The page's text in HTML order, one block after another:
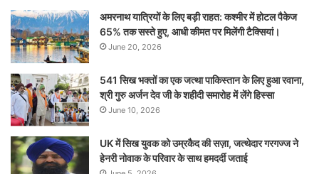
अमरनाथ यात्रियों के लिए बड़ी राहत: कश्मीर में होटल पैकेज
65% तक सस्ते हुए, आधी कीमत पर मिलेंगी टैक्सियां।
June 20, 2026
541 सिख भक्तों का एक जत्था पाकिस्तान के लिए हुआ रवाना,
श्री गुरु अर्जन देव जी के शहीदी समारोह में लेंगे हिस्सा
June 10, 2026
UK में सिख युवक को उम्रकैद की सज़ा, जत्थेदार गरगज्ज ने
हेनरी नोवाक के परिवार के साथ हमदर्दी जताई